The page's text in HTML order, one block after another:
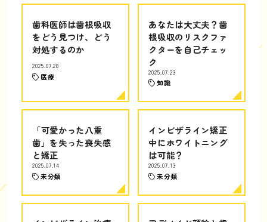
歯科医師は歯根吸収
をどう見つけ、どう
対処するのか
2025.07.28
医療
あなたは大丈夫？歯
根吸収のリスクファ
クターを自己チェッ
ク
2025.07.23
知識
「可愛かった八重
歯」を失った喪失感
と矯正
2025.07.14
未分類
インビザライン矯正
中にホワイトニング
は可能？
2025.07.13
未分類